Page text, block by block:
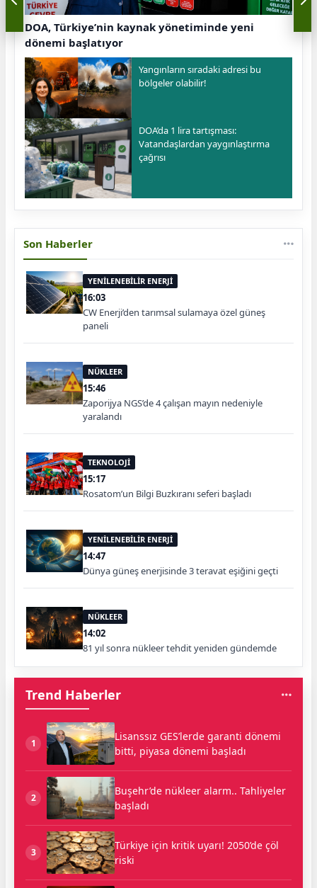
DOA, Türkiye’nin kaynak yönetiminde yeni
dönemi başlatıyor
Yangınların sıradaki adresi bu
bölgeler olabilir!
DOA’da 1 lira tartışması:
Vatandaşlardan yaygınlaştırma
çağrısı
Son Haberler
YENİLENEBİLİR ENERJİ
16:03
CW Enerji’den tarımsal sulamaya özel güneş
paneli
NÜKLEER
15:46
Zaporijya NGS’de 4 çalışan mayın nedeniyle
yaralandı
TEKNOLOJİ
15:17
Rosatom’un Bilgi Buzkıranı seferi başladı
YENİLENEBİLİR ENERJİ
14:47
Dünya güneş enerjisinde 3 teravat eşiğini geçti
NÜKLEER
14:02
81 yıl sonra nükleer tehdit yeniden gündemde
Trend Haberler
1
Lisanssız GES’lerde garanti dönemi
bitti, piyasa dönemi başladı
2
Buşehr’de nükleer alarm.. Tahliyeler
başladı
3
Türkiye için kritik uyarı! 2050’de çöl
riski